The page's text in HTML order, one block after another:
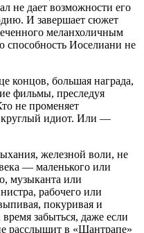
не дает возможности его
И завершает сюжет
меланхоличным
способность Иоселиани не
концов, большая награда,
фильмы, преследуя
не променяет
круглый идиот. Или —
железной воли, не
— маленького или
музыканта или
рабочего или
покуривая и
забыться, даже если
расслышит в «Шантрапе»